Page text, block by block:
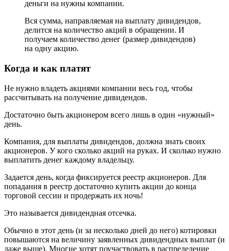
деньги на нужны компании.
Вся сумма, направляемая на выплату дивидендов,
делится на количество акций в обращении. И
получаем количество денег (размер дивидендов)
на одну акцию.
Когда и как платят
Не нужно владеть акциями компании весь год, чтобы
рассчитывать на получение дивидендов.
Достаточно быть акционером всего лишь в один «нужный»
день.
Компания, для выплаты дивидендов, должна знать своих
акционеров. У кого сколько акций на руках. И сколько нужно
выплатить денег каждому владельцу.
Задается день, когда фиксируется реестр акционеров. Для
попадания в реестр достаточно купить акции до конца
торговой сессии и продержать их ночь!
Это называется дивидендная отсечка.
Обычно в этот день (и за несколько дней до него) котировки
повышаются на величину заявленных дивидендных выплат (и
даже выше). Многие хотят поучаствовать в распределение